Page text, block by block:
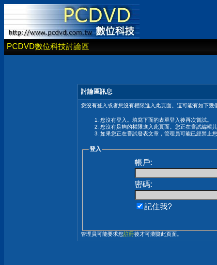
PCDVD數位科技討論區
討論區訊息
您沒有登入或者您沒有權限進入此頁面。這可能有如下幾
您沒有登入。填寫下面的表單登入後再次嘗試。
您沒有足夠的權限進入此頁面。您正在嘗試編輯
如果您正在嘗試發表文章，管理員可能已經禁止
登入
帳戶:
密碼:
記住我?
管理員可能要求您註冊後才可瀏覽此頁面。